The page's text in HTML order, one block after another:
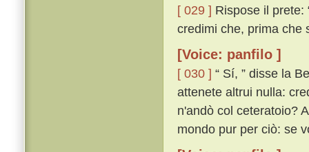
[ 029 ] Rispose il prete:
credimi che, prima che
[Voice: panfilo ]
[ 030 ] “ Sí, ” disse la
attenete altrui nulla:
n'andò col ceteratoio?
mondo pur per ciò: se